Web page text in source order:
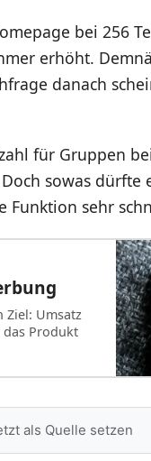
bei 256
erhöht.
danach
für Gruppen
sowas dürfte
Funktion sehr
Umsatz
das Produkt
als Quelle setzen